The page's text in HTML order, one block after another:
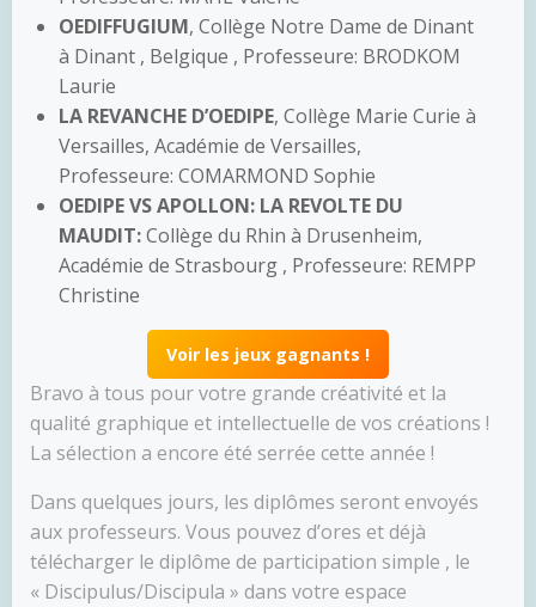
OEDIFFUGIUM, Collège Notre Dame de Dinant
à Dinant , Belgique , Professeure: BRODKOM
Laurie
LA REVANCHE D’OEDIPE, Collège Marie Curie à
Versailles, Académie de Versailles,
Professeure: COMARMOND Sophie
OEDIPE VS APOLLON: LA REVOLTE DU
MAUDIT:Collège du Rhin à Drusenheim,
Académie de Strasbourg , Professeure: REMPP
Christine
Voir les jeux gagnants !
Bravo à tous pour votre grande créativité et la
qualité graphique et intellectuelle de vos créations !
La sélection a encore été serrée cette année !
Dans quelques jours, les diplômes seront envoyés
aux professeurs. Vous pouvez d’ores et déjà
télécharger le diplôme de participation simple , le
« Discipulus/Discipula » dans votre espace